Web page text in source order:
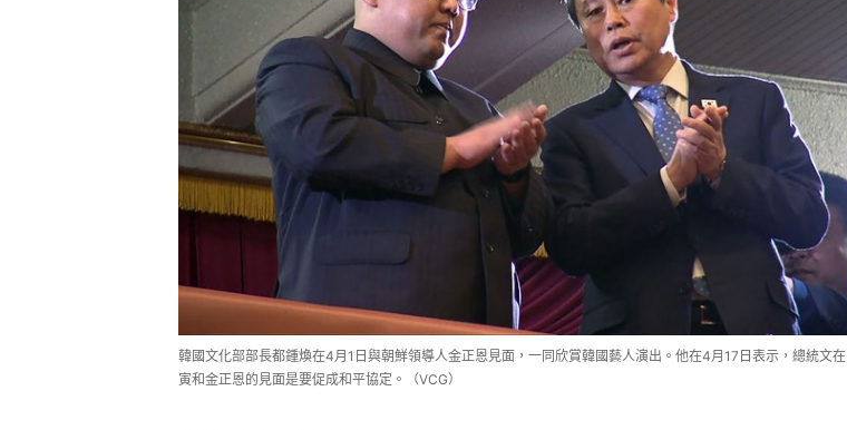
韓國文化部部長都鍾煥在4月1日與朝鮮領導人金正恩見面，一同欣賞韓國藝人演出。他在4月17日表示，總統文在
寅和金正恩的見面是要促成和平協定。（VCG）